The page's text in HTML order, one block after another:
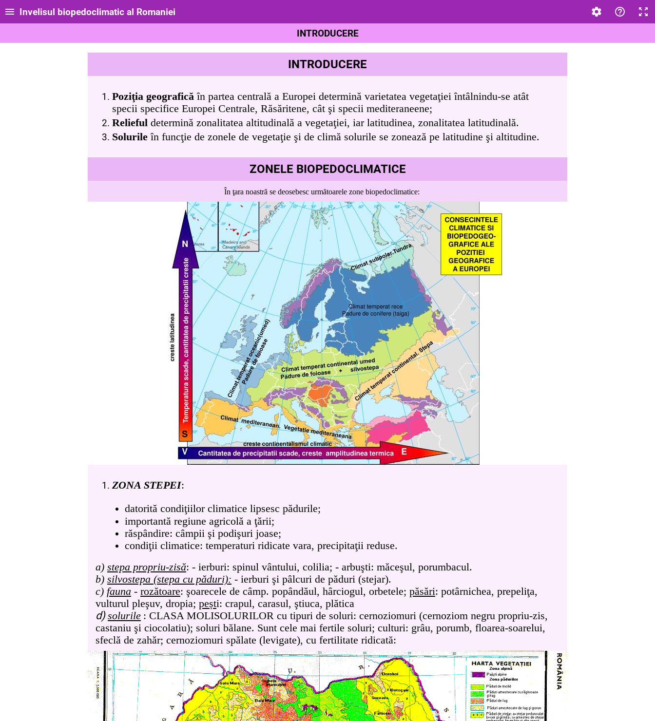
Invelisul biopedoclimatic al Romaniei
INTRODUCERE
INTRODUCERE
Poziţia geograficăîn partea centrală a Europei determină varietatea vegetaţiei întâlnindu-se atât
specii specifice Europei Centrale, Răsăritene, cât şi specii mediteraneene;
Relieful determină zonalitatea altitudinală a vegetaţiei, iar latitudinea, zonalitatea latitudinală.
Solurileîn funcţie de zonele de vegetaţie şi de climă solurile se zonează pe latitudine şi altitudine.
ZONELE BIOPEDOCLIMATICE
În ţara noastră se deosebesc următoarele zone biopedoclimatice:
ZONA STEPEI:
datorită condiţiilor climatice lipsesc pădurile;
importantă regiune agricolă a ţării;
răspândire: câmpii şi podişuri joase;
condiţii climatice: temperaturi ridicate vara, precipitaţii reduse.
a) stepa propriu-zisă: - ierburi: spinul vântului, colilia; - arbuşti: măceşul, porumbacul.
b) silvostepa (stepa cu păduri): - ierburi şi pâlcuri de păduri (stejar).
c) fauna - rozătoare: şoarecele de câmp. popândăul, hârciogul, orbetele; păsări: potârnichea, prepeliţa,
vulturul pleşuv, dropia; pești: crapul, carasul, ştiuca, plătica
d)solurile : CLASA MOLISOLURILOR cu tipuri de soluri: cernoziomuri (cernoziom negru propriu-zis,
castaniu şi ciocolatiu); soluri bălane. Sunt cele mai fertile soluri; culturi: grâu, porumb, floarea-soarelui,
sfeclă de zahăr; cernoziomuri spălate (levigate), cu fertilitate ridicată: